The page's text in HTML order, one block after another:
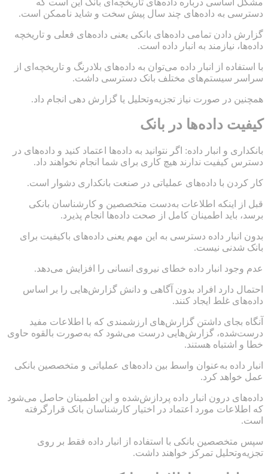
دسترسی به داده‌های چند سال پیش سخت و شاید ناممکن است.
گزارش دادن تمامی داده‌های بانکی یعنی داده‌های فعلی و تاریخچه
داده‌ها، نیازمند به انبار داده است.
با استفاده از انبار داده می‌توان به داده‌های بلادرنگ و تاریخچه‌ای از
سراسر سیستم‌های مختلف بانک دسترسی داشت.
همچنین در صورت نیاز تجزیه‌وتحلیل یا گزارش دهی انجام داد.
کیفیت داده‌ها در بانک
بانکداری و انبار داده: اگر نتوانید به داده‌ها اعتماد کنید و داده‌های در
دسترس کیفیت ندارند هیچ کاری برای شما انجام نخواهند داد.
کار کردن با داده‌های عملیاتی در صنعت بانکداری دشوار است.
قبل از اینکه اطلاعات به‌دست متخصصین و کارشناسان بانکی
برسد، باید اطمینان کامل از صحت داده‌ها انجام پذیرد.
بدون انبار داده دسترسی به این مهم یعنی داده‌های باکیفیت برای
بانک شدنی نیست.
عدم وجود انبار داده خطای نیروی انسانی را افزایش می‌دهد.
احتمال دارد افراد بدون آگاهی و دانش گزارش‌هایی را بر اساس
داده‌های غلط ایجاد کنند.
آنگاه بجای داشتن گزارش‌های ارزشمندی که با اطلاعات مفید
درست‌شده، گزارش‌هایی درست می‌شود که به‌صورت بالقوه حاوی
خطا و اشتباه هستند.
انبار داده به‌عنوان واسط بین داده‌های عملیاتی و متخصصین بانکی
عمل خواهد کرد.
داده‌های درون انبار داده پردازش‌شده و این اطمینان حاصل می‌شود
که اطلاعات مورد اعتماد در اختیار کارشناسان بانک قرارگرفته
است.
سپس متخصصین بانکی با استفاده از انبار داده فقط بر روی
تجزیه‌وتحلیل تمرکز خواهند داشت.